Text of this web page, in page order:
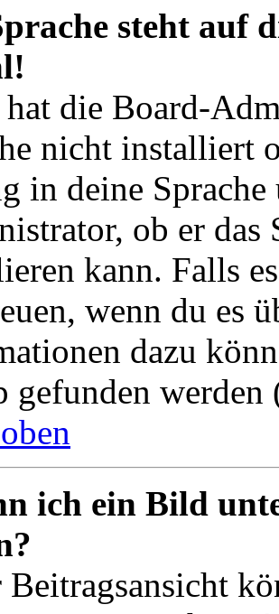
steht auf
die Board-
nicht installiert
in deine
ob er das
kann. Falls
wenn du es
dazu
gefunden
ich ein Bild
Beitragsansicht